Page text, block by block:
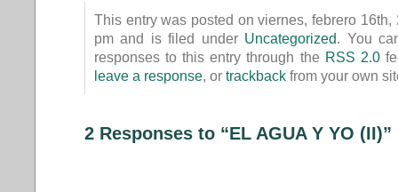
This entry was posted on viernes, febrero 16th,
pm and is filed under Uncategorized. You
responses to this entry through the RSS 2.0
leave a response, or trackback from your own
2 Responses to “EL AGUA Y YO (II)”